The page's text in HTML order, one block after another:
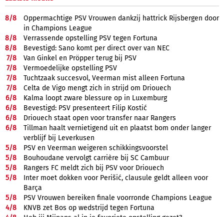
8/8
Oppermachtige PSV Vrouwen dankzij hattrick Rijsbergen door
in Champions League
8/8
Verrassende opstelling PSV tegen Fortuna
8/8
Bevestigd: Sano komt per direct over van NEC
7/8
Van Ginkel en Pröpper terug bij PSV
7/8
Vermoedelijke opstelling PSV
7/8
Tuchtzaak succesvol, Veerman mist alleen Fortuna
7/8
Celta de Vigo mengt zich in strijd om Driouech
6/8
Kalma loopt zware blessure op in Luxemburg
6/8
Bevestigd: PSV presenteert Filip Kostić
6/8
Driouech staat open voor transfer naar Rangers
6/8
Tillman haalt vernietigend uit en plaatst bom onder langer
verblijf bij Leverkusen
5/8
PSV en Veerman weigeren schikkingsvoorstel
5/8
Bouhoudane vervolgt carrière bij SC Cambuur
5/8
Rangers FC meldt zich bij PSV voor Driouech
5/8
Inter moet dokken voor Perišić, clausule geldt alleen voor
Barça
5/8
PSV Vrouwen bereiken finale voorronde Champions League
4/8
KNVB zet Bos op wedstrijd tegen Fortuna